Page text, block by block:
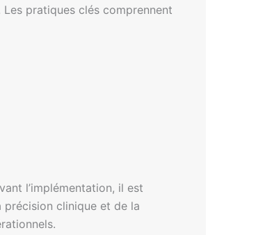
pratiques clés comprennent
l’implémentation, il est
clinique et de la